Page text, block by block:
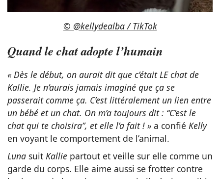
© @kellydealba / TikTok
Quand le chat adopte l’humain
« Dès le début, on aurait dit que c’était LE chat de
Kallie. Je n’aurais jamais imaginé que ça se
passerait comme ça. C’est littéralement un lien entre
un bébé et un chat. On m’a toujours dit : “C’est le
chat qui te choisira”, et elle l’a fait ! » a confié Kelly
en voyant le comportement de l’animal.
Luna suit Kallie partout et veille sur elle comme un
garde du corps. Elle aime aussi se frotter contre